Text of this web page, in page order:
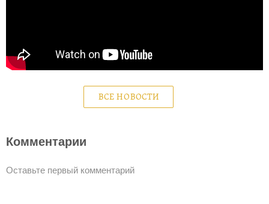
ВСЕ НОВОСТИ
Комментарии
Оставьте первый комментарий